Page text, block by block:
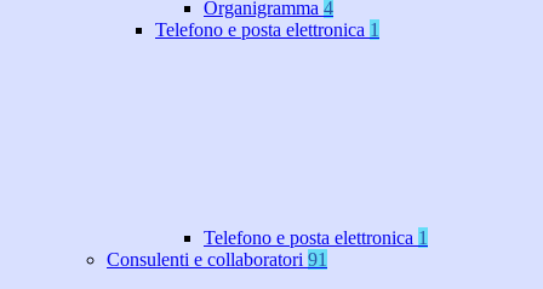
Organigramma 4
Telefono e posta elettronica 1
Telefono e posta elettronica 1
Consulenti e collaboratori 91